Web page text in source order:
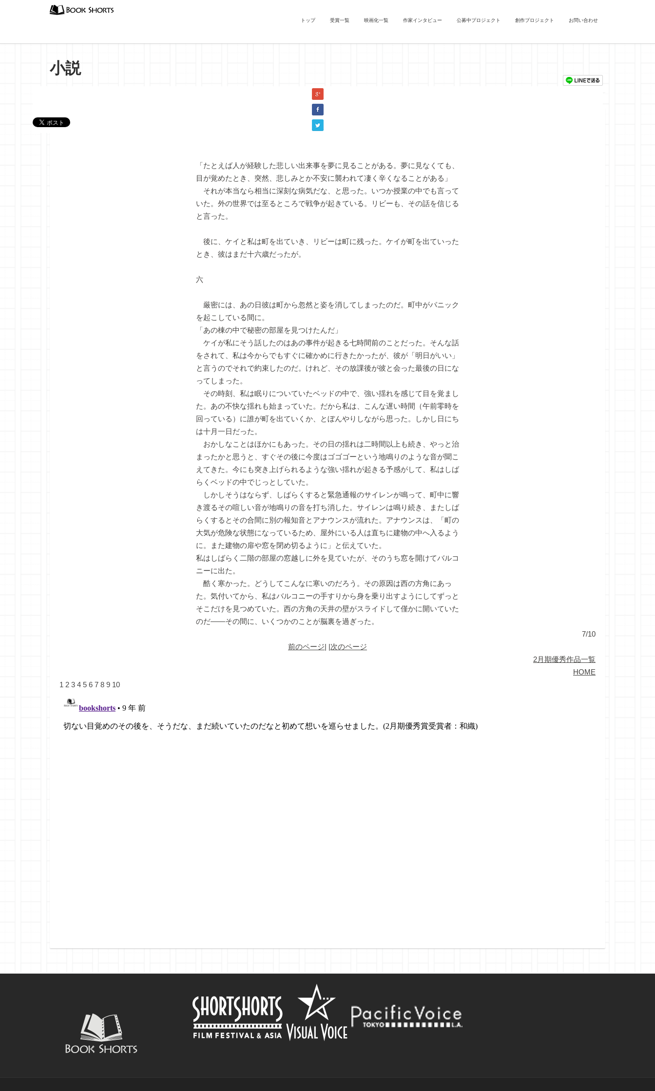
トップ 受賞一覧 映画化一覧 作家インタビュー 公募中プロジェクト 創作プロジェクト お問い合わせ
小説
『水曜日の午後にシロツメクサが降る町』イワタツヨシ（『浦島太郎』）
「たとえば人が経験した悲しい出来事を夢に見ることがある。夢に見なくても、
目が覚めたとき、突然、悲しみとか不安に襲われて凄く辛くなることがある」
それが本当なら相当に深刻な病気だな、と思った。いつか授業の中でも言って
いた。外の世界では至るところで戦争が起きている。リビーも、その話を信じる
と言った。
後に、ケイと私は町を出ていき、リビーは町に残った。ケイが町を出ていった
とき、彼はまだ十六歳だったが。
六
厳密には、あの日彼は町から忽然と姿を消してしまったのだ。町中がパニック
を起こしている間に。
「あの棟の中で秘密の部屋を見つけたんだ」
ケイが私にそう話したのはあの事件が起きる七時間前のことだった。そんな話
をされて、私は今からでもすぐに確かめに行きたかったが、彼が「明日がいい」
と言うのでそれで約束したのだ。けれど、その放課後が彼と会った最後の日にな
ってしまった。
その時刻、私は眠りについていたベッドの中で、強い揺れを感じて目を覚まし
た。あの不快な揺れも始まっていた。だから私は、こんな遅い時間（午前零時を
回っている）に誰が町を出ていくか、とぼんやりしながら思った。しかし日にち
は十月一日だった。
おかしなことはほかにもあった。その日の揺れは二時間以上も続き、やっと治
まったかと思うと、すぐその後に今度はゴゴゴーという地鳴りのような音が聞こ
えてきた。今にも突き上げられるような強い揺れが起きる予感がして、私はしば
らくベッドの中でじっとしていた。
しかしそうはならず、しばらくすると緊急通報のサイレンが鳴って、町中に響
き渡るその喧しい音が地鳴りの音を打ち消した。サイレンは鳴り続き、またしば
らくするとその合間に別の報知音とアナウンスが流れた。アナウンスは、「町の
大気が危険な状態になっているため、屋外にいる人は直ちに建物の中へ入るよう
に。また建物の扉や窓を閉め切るように」と伝えていた。
私はしばらく二階の部屋の窓越しに外を見ていたが、そのうち窓を開けてバルコ
ニーに出た。
酷く寒かった。どうしてこんなに寒いのだろう。その原因は西の方角にあっ
た。気付いてから、私はバルコニーの手すりから身を乗り出すようにしてずっと
そこだけを見つめていた。西の方角の天井の壁がスライドして僅かに開いていた
のだ――その間に、いくつかのことが脳裏を過ぎった。
7/10
前のページ| |次のページ
2月期優秀作品一覧
HOME
1 2 3 4 5 6 7 8 9 10